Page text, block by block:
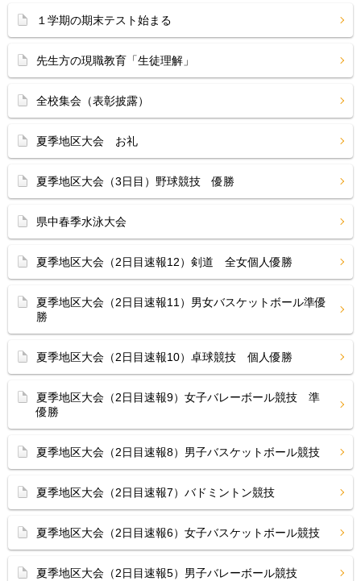
１学期の期末テスト始まる
先生方の現職教育「生徒理解」
全校集会（表彰披露）
夏季地区大会 お礼
夏季地区大会（3日目）野球競技 優勝
県中春季水泳大会
夏季地区大会（2日目速報12）剣道 全女個人優勝
夏季地区大会（2日目速報11）男女バスケットボール準優
勝
夏季地区大会（2日目速報10）卓球競技 個人優勝
夏季地区大会（2日目速報9）女子バレーボール競技 準
優勝
夏季地区大会（2日目速報8）男子バスケットボール競技
夏季地区大会（2日目速報7）バドミントン競技
夏季地区大会（2日目速報6）女子バスケットボール競技
夏季地区大会（2日目速報5）男子バレーボール競技